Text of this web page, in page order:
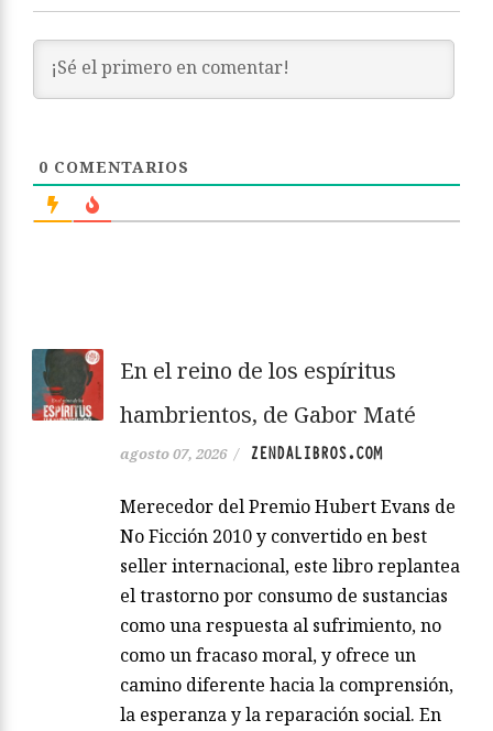
0 COMENTARIOS
En el reino de los espíritus
hambrientos, de Gabor Maté
agosto 07, 2026 / ZENDALIBROS.COM
Merecedor del Premio Hubert Evans de
No Ficción 2010 y convertido en best
seller internacional, este libro replantea
el trastorno por consumo de sustancias
como una respuesta al sufrimiento, no
como un fracaso moral, y ofrece un
camino diferente hacia la comprensión,
la esperanza y la reparación social. En